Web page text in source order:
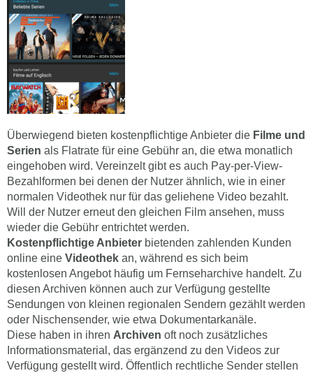
Überwiegend bieten kostenpflichtige Anbieter die Filme und
Serien als Flatrate für eine Gebühr an, die etwa monatlich
eingehoben wird. Vereinzelt gibt es auch Pay-per-View-
Bezahlformen bei denen der Nutzer ähnlich, wie in einer
normalen Videothek nur für das geliehene Video bezahlt.
Will der Nutzer erneut den gleichen Film ansehen, muss
wieder die Gebühr entrichtet werden.
Kostenpflichtige Anbieter bietenden zahlenden Kunden
online eine Videothek an, während es sich beim
kostenlosen Angebot häufig um Fernseharchive handelt. Zu
diesen Archiven können auch zur Verfügung gestellte
Sendungen von kleinen regionalen Sendern gezählt werden
oder Nischensender, wie etwa Dokumentarkanäle.
Diese haben in ihren Archiven oft noch zusätzliches
Informationsmaterial, das ergänzend zu den Videos zur
Verfügung gestellt wird. Öffentlich rechtliche Sender stellen